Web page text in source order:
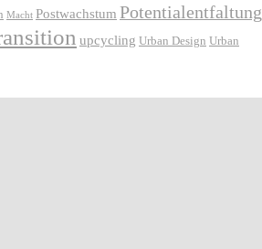
Macht Postwachstum Potentialentfaltung
upcycling Urban Design Urban